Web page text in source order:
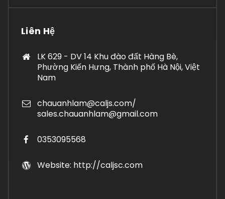
Liên Hệ
LK 629 - DV 14 Khu đào đất Hàng Bè,
Phường Kiến Hưng, Thành phố Hà Nội, Việt
Nam
chauanhlam@caljs.com/
sales.chauanhlam@gmail.com
0353095568
Website: http://caljsc.com